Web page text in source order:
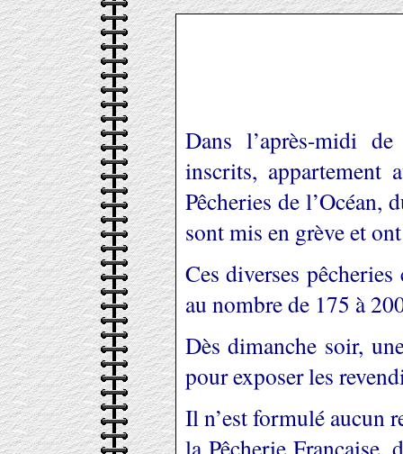
Dans l’après-midi
inscrits, appartement
Pêcheries de l’Océan,
sont mis en grève et
Ces diverses
au nombre de 175 à
Dès dimanche soir,
pour exposer les
Il n’est formulé aucun